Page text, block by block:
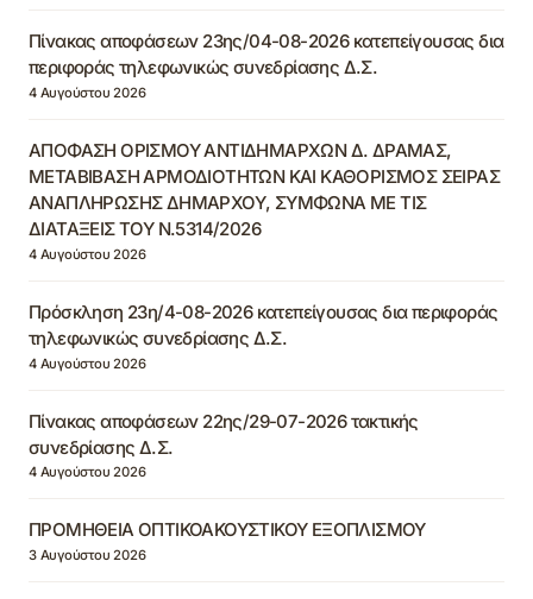
Πίνακας αποφάσεων 23ης/04-08-2026 κατεπείγουσας δια
περιφοράς τηλεφωνικώς συνεδρίασης Δ.Σ.
4 Αυγούστου 2026
ΑΠΟΦΑΣΗ ΟΡΙΣΜΟΥ ΑΝΤΙΔΗΜΑΡΧΩΝ Δ. ΔΡΑΜΑΣ,
ΜΕΤΑΒΙΒΑΣΗ ΑΡΜΟΔΙΟΤΗΤΩΝ ΚΑΙ ΚΑΘΟΡΙΣΜΟΣ ΣΕΙΡΑΣ
ΑΝΑΠΛΗΡΩΣΗΣ ΔΗΜΑΡΧΟΥ, ΣΥΜΦΩΝΑ ΜΕ ΤΙΣ
ΔΙΑΤΑΞΕΙΣ ΤΟΥ Ν.5314/2026
4 Αυγούστου 2026
Πρόσκληση 23η/4-08-2026 κατεπείγουσας δια περιφοράς
τηλεφωνικώς συνεδρίασης Δ.Σ.
4 Αυγούστου 2026
Πίνακας αποφάσεων 22ης/29-07-2026 τακτικής
συνεδρίασης Δ.Σ.
4 Αυγούστου 2026
ΠΡΟΜΗΘΕΙΑ ΟΠΤΙΚΟΑΚΟΥΣΤΙΚΟΥ ΕΞΟΠΛΙΣΜΟΥ
3 Αυγούστου 2026